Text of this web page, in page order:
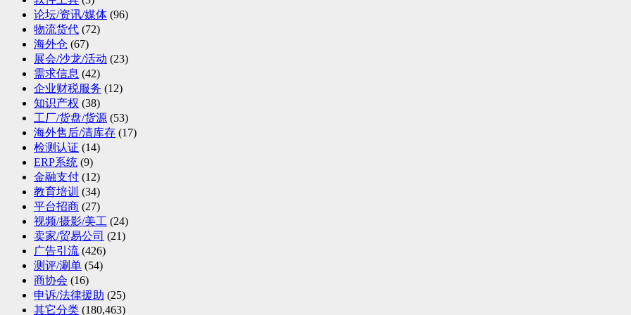
论坛/资讯/媒体 (96)
物流货代 (72)
海外仓 (67)
展会/沙龙/活动 (23)
需求信息 (42)
企业财税服务 (12)
知识产权 (38)
工厂/货盘/货源 (53)
海外售后/清库存 (17)
检测认证 (14)
ERP系统 (9)
金融支付 (12)
教育培训 (34)
平台招商 (27)
视频/摄影/美工 (24)
卖家/贸易公司 (21)
广告引流 (426)
测评/涮单 (54)
商协会 (16)
申诉/法律援助 (25)
其它分类 (180,463)